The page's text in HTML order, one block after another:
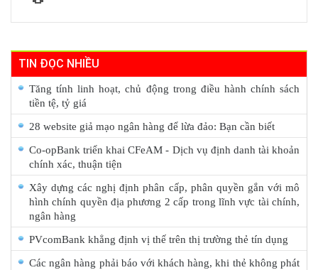
TIN ĐỌC NHIỀU
Tăng tính linh hoạt, chủ động trong điều hành chính sách
tiền tệ, tỷ giá
28 website giả mạo ngân hàng để lừa đảo: Bạn cần biết
Co-opBank triển khai CFeAM - Dịch vụ định danh tài khoản
chính xác, thuận tiện
Xây dựng các nghị định phân cấp, phân quyền gắn với mô
hình chính quyền địa phương 2 cấp trong lĩnh vực tài chính,
ngân hàng
PVcomBank khẳng định vị thế trên thị trường thẻ tín dụng
Các ngân hàng phải báo với khách hàng, khi thẻ không phát